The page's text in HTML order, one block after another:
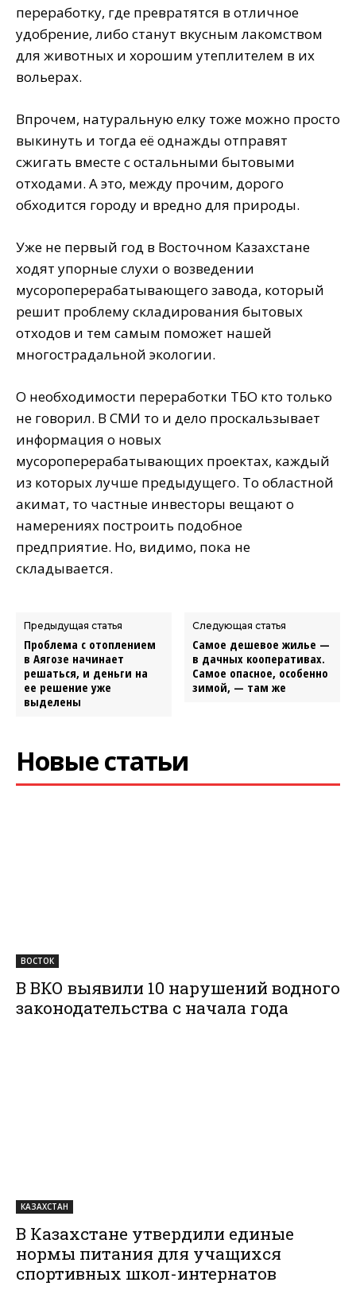
переработку, где превратятся в отличное
удобрение, либо станут вкусным лакомством
для животных и хорошим утеплителем в их
вольерах.
Впрочем, натуральную елку тоже можно просто
выкинуть и тогда её однажды отправят
сжигать вместе с остальными бытовыми
отходами. А это, между прочим, дорого
обходится городу и вредно для природы.
Уже не первый год в Восточном Казахстане
ходят упорные слухи о возведении
мусороперерабатывающего завода, который
решит проблему складирования бытовых
отходов и тем самым поможет нашей
многострадальной экологии.
О необходимости переработки ТБО кто только
не говорил. В СМИ то и дело проскальзывает
информация о новых
мусороперерабатывающих проектах, каждый
из которых лучше предыдущего. То областной
акимат, то частные инвесторы вещают о
намерениях построить подобное
предприятие. Но, видимо, пока не
складывается.
Предыдущая статья
Проблема с отоплением
в Аягозе начинает
решаться, и деньги на
ее решение уже
выделены
Следующая статья
Самое дешевое жилье —
в дачных кооперативах.
Самое опасное, особенно
зимой, — там же
Новые статьи
ВОСТОК
В ВКО выявили 10 нарушений водного
законодательства с начала года
КАЗАХСТАН
В Казахстане утвердили единые
нормы питания для учащихся
спортивных школ-интернатов